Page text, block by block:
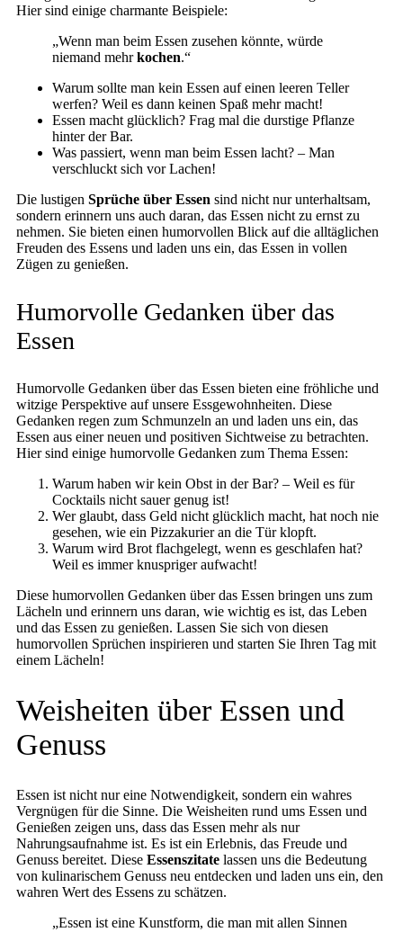
Hier sind einige charmante Beispiele:
„Wenn man beim Essen zusehen könnte, würde
niemand mehrkochen.“
Warum sollte man kein Essen auf einen leeren Teller
werfen? Weil es dann keinen Spaß mehr macht!
Essen macht glücklich? Frag mal die durstige Pflanze
hinter der Bar.
Was passiert, wenn man beim Essen lacht? – Man
verschluckt sich vor Lachen!
Die lustigen Sprüche über Essen sind nicht nur unterhaltsam,
sondern erinnern uns auch daran, das Essen nicht zu ernst zu
nehmen. Sie bieten einen humorvollen Blick auf die alltäglichen
Freuden des Essens und laden uns ein, das Essen in vollen
Zügen zu genießen.
Humorvolle Gedanken über das
Essen
Humorvolle Gedanken über das Essen bieten eine fröhliche und
witzige Perspektive auf unsere Essgewohnheiten. Diese
Gedanken regen zum Schmunzeln an und laden uns ein, das
Essen aus einer neuen und positiven Sichtweise zu betrachten.
Hier sind einige humorvolle Gedanken zum Thema Essen:
Warum haben wir kein Obst in der Bar? – Weil es für
Cocktails nicht sauer genug ist!
Wer glaubt, dass Geld nicht glücklich macht, hat noch nie
gesehen, wie ein Pizzakurier an die Tür klopft.
Warum wird Brot flachgelegt, wenn es geschlafen hat?
Weil es immer knuspriger aufwacht!
Diese humorvollen Gedanken über das Essen bringen uns zum
Lächeln und erinnern uns daran, wie wichtig es ist, das Leben
und das Essen zu genießen. Lassen Sie sich von diesen
humorvollen Sprüchen inspirieren und starten Sie Ihren Tag mit
einem Lächeln!
Weisheiten über Essen und
Genuss
Essen ist nicht nur eine Notwendigkeit, sondern ein wahres
Vergnügen für die Sinne. Die Weisheiten rund ums Essen und
Genießen zeigen uns, dass das Essen mehr als nur
Nahrungsaufnahme ist. Es ist ein Erlebnis, das Freude und
Genuss bereitet. Diese Essenszitate lassen uns die Bedeutung
von kulinarischem Genuss neu entdecken und laden uns ein, den
wahren Wert des Essens zu schätzen.
„Essen ist eine Kunstform, die man mit allen Sinnen